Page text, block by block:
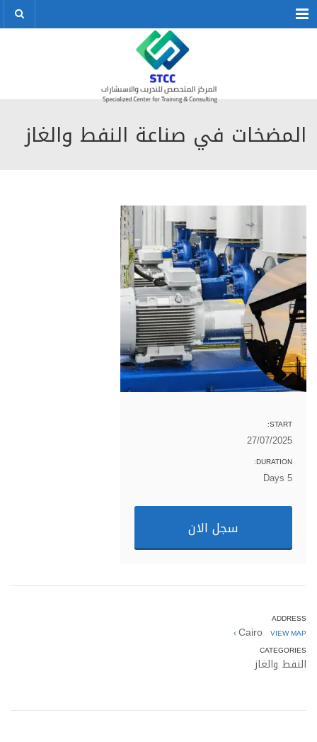
Menu
المضخات في صناعة النفط والغاز
START:
27/07/2025
DURATION:
5 Days
سجل الان
ADDRESS
Cairo VIEW MAP
CATEGORIES
النفط والغاز